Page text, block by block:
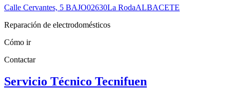
Calle Cervantes, 5 BAJO02630La RodaALBACETE
Reparación de electrodomésticos
Cómo ir
Contactar
Servicio Técnico Tecnifuen